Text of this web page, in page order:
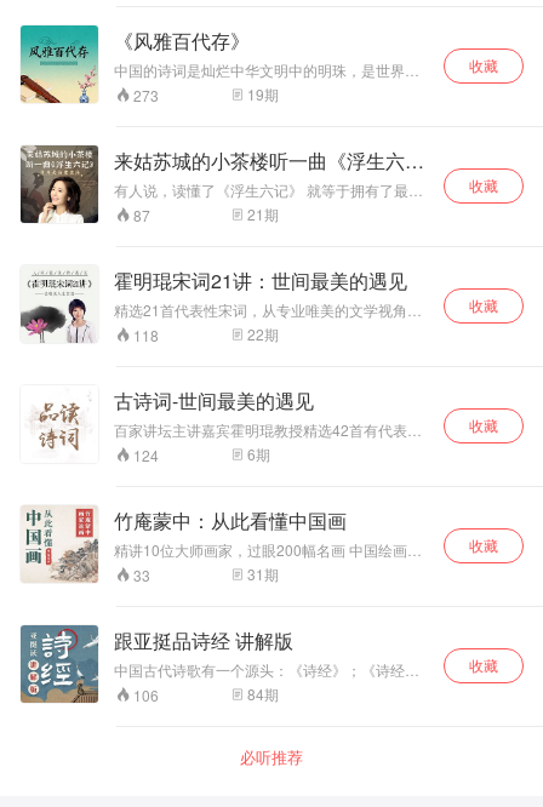
深度解读50部经典
【收获】安顿身心
+洞察历史+认识世
出了问题，这一切有解药吗？ 阅尽世态炎凉，看
透世相人心。上到：官场职场的为人处世之道；
下到：市井居家的修身养性之乐。修养之必备，
处世之良方；人生之百态，智慧之惠存。读懂了
《风雅百代存》
中国的诗词是灿烂中华文明中的明珠，是世界上
独一无二的语言艺术。诗词以言志表情谊，是汉
字文化的最高表现形式，也是华夏文明传承千年
将这一文化遗产传承下去；欣赏诗词，吟诵诗
词，才能更好的体会诗词的魅力。 《风雅百代
存》：程郁缀 李白以生花之妙笔和横溢之才
华，创造了千姿百态的明月心想和优美旖旎的空
明境界。葛晓音：我理解的古代诗歌创作的奇
作。孙明君 咏怀诗所表现的是诗人对于现实世
界的体悟和生命存在的思考。叶嘉莹 诗歌所传
达的不是死板的知识，而是诗人心灵和感情的一
种兴发和感动。张 毅 唐宋诗之争实际上是涉
靖华 苏东坡诗的特点就是精警雄奇，内容宏
273 19期
收藏
来姑苏城的小茶楼听一曲《浮生六
记》
有人说，读懂了《浮生六记》 就等于拥有了最好
的爱情，此生足矣 200前的苏州 布衣文人沈复把
和妻子芸娘的故事著成书 问世百年，畅销300万
说：芸娘是中国文学史上最可爱的女人。 季羡林
说：那一部（浮生六记）是贵在心灵之自由的记
录。 还有人说：女人最高的三层境界：真实、通
透和慈悲。芸娘完全能成为这种女人的典范
87 21期
收藏
霍明琨宋词21讲：世间最美的遇见
精选21首代表性宋词，从专业唯美的文学视角，
从细腻温婉的女性维度，从纵横捭阖的历史长
河，穿越千古，娓娓道来。 你会发现，宋词里不
钢，也有绕指温柔。不仅有古人的泪水欢笑，也
有今人的遗憾叹息。 你会在宋词里，发现英雄
气，也发现儿女情，发现深邃旷远的精神世界，
也发现跌宕起伏的人生波澜。同时，在古人的酒
杯里，发现你的块垒，在古人的文字里，发现你
古典之美，成为你一生中最长情的陪伴。
118 22期
收藏
古诗词-世间最美的遇见
百家讲坛主讲嘉宾霍明琨教授精选42首有代表性
唐诗、宋词，从专业唯美的文学视角，从细腻温
婉的女性维度，为你娓娓道来。
124 6期
收藏
竹庵蒙中：从此看懂中国画
精讲10位大师画家，过眼200幅名画 中国绘画史
的下半场，影响了一个画家的前半生。他娓娓道
来的私房解读，是美术史上文人论画传统的又一
33 31期
收藏
跟亚挺品诗经 讲解版
中国古代诗歌有一个源头：《诗经》；《诗经》
之美，仿若山间溪泉，潺潺自流，新妍明丽，悠
雅清扬。在这个专辑中，我们精选了92首《诗
骨的相思，既有淳朴的生活，又有激烈的征战，
既有喜悦的祝福，又有无奈的叹息……欣赏完这
106 84期
收藏
必听推荐